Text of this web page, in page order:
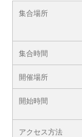
集合場所
集合時間
開催場所
開始時間
アクセス方法